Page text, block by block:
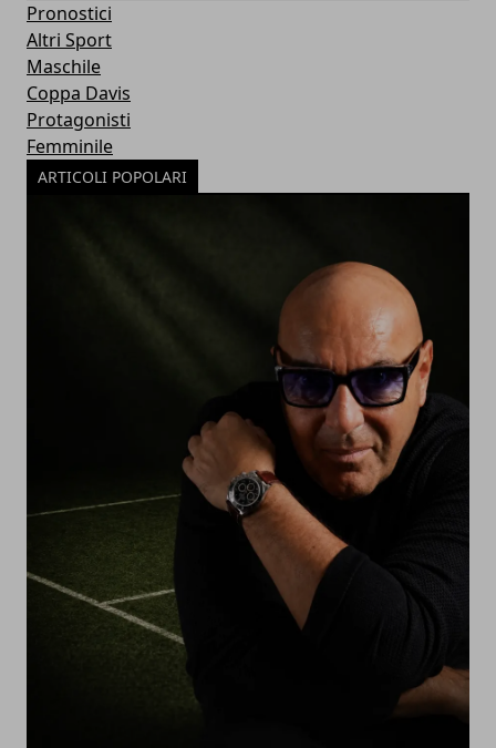
Pronostici
Altri Sport
Maschile
Coppa Davis
Protagonisti
Femminile
ARTICOLI POPOLARI